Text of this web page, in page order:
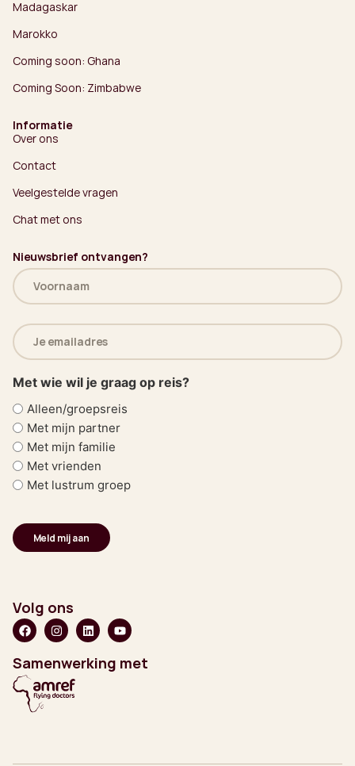
Madagaskar
Marokko
Coming soon: Ghana
Coming Soon: Zimbabwe
Informatie
Over ons
Contact
Veelgestelde vragen
Chat met ons
Nieuwsbrief ontvangen?
Naam
(Vereist)
E-
mailadres
(Vereist)
Met wie wil je graag op reis?
Alleen/groepsreis
Met mijn partner
Met mijn familie
Met vrienden
Met lustrum groep
Volg ons
Samenwerking met